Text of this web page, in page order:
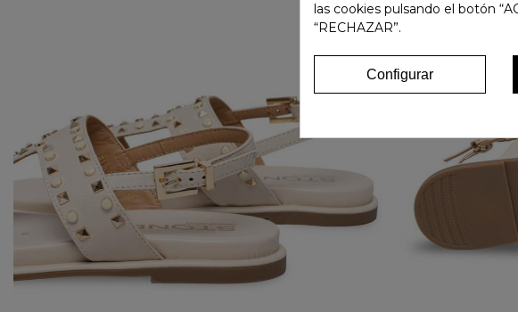
las cookies pulsando el botón
“RECHAZAR”.
Configurar